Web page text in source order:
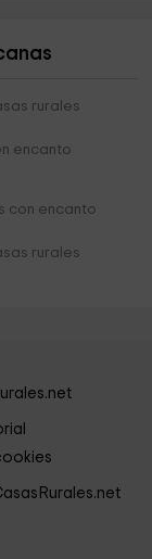
rurales
encanto
con encanto
rurales